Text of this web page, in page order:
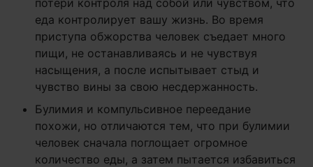
потери контроля над собой или чувством, что
еда контролирует вашу жизнь. Во время
приступа обжорства человек съедает много
пищи, не останавливаясь и не чувствуя
насыщения, а после испытывает стыд и
чувство вины за свою несдержанность.
Булимия и компульсивное переедание
похожи, но отличаются тем, что при булимии
человек сначала поглощает огромное
количество еды, а затем пытается избавиться